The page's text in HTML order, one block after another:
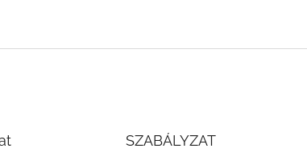
SZABÁLYZAT